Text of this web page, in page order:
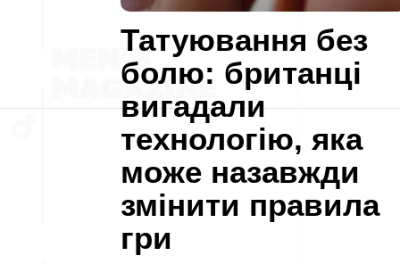
Татуювання без
болю: британці
вигадали
технологію, яка
може назавжди
змінити правила
гри